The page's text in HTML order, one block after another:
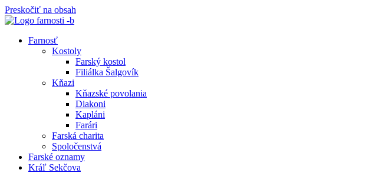
Preskočiť na obsah
Farnosť
Kostoly
Farský kostol
Filiálka Šalgovík
Kňazi
Kňazské povolania
Diakoni
Kapláni
Farári
Farská charita
Spoločenstvá
Farské oznamy
Kráľ Sekčova